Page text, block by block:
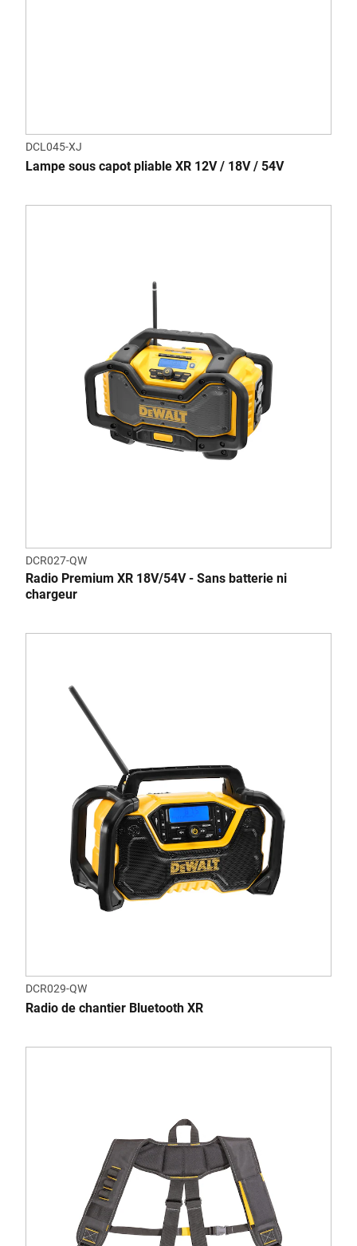
DCL045-XJ
Lampe sous capot pliable XR 12V / 18V / 54V
DCR027-QW
Radio Premium XR 18V/54V - Sans batterie ni
chargeur
DCR029-QW
Radio de chantier Bluetooth XR